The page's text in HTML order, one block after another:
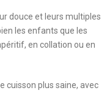
douce et leurs multiples
les enfants que les
en collation ou en
cuisson plus saine, avec